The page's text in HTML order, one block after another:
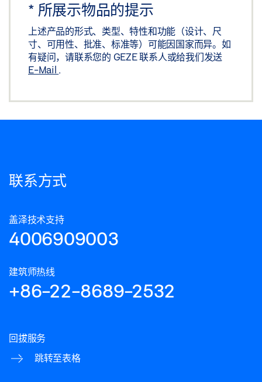
* 所展示物品的提示
上述产品的形式、类型、特性和功能（设计、尺
寸、可用性、批准、标准等）可能因国家而异。如
有疑问，请联系您的 GEZE 联系人或给我们发送
E-Mail .
联系方式
盖泽技术支持
4006909003
建筑师热线
+86-22-8689-2532
回拔服务
跳转至表格